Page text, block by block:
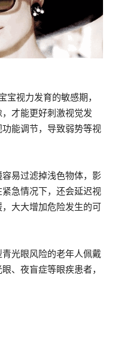
宝视力发育的敏感期，
才能更好刺激视觉发
能调节，导致弱势等视
易过滤掉浅色物体，影
急情况下，还会延迟视
大大增加危险发生的可
光眼风险的老年人佩戴
、夜盲症等眼疾患者，